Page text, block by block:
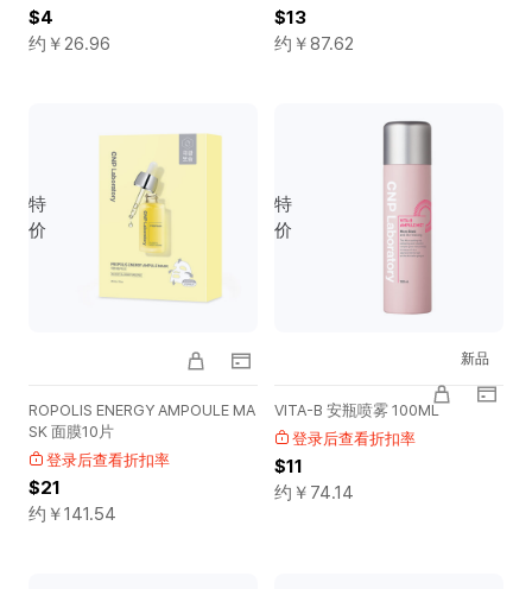
$4
约￥ 26.96
$13
约￥87.62
特
价
ROPOLIS ENERGY AMPOULE MA
SK 面膜10片
登录后查看折扣率
$21
约￥141.54
特
价
VITA-B 安瓶喷雾 100ML
登录后查看折扣率
$11
约￥ 74.14
新品